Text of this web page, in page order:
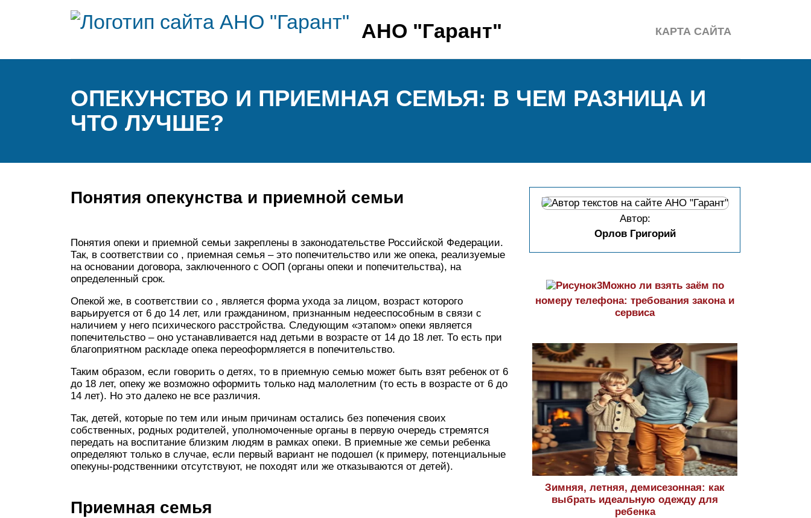
АНО "Гарант" КАРТА САЙТА
ОПЕКУНСТВО И ПРИЕМНАЯ СЕМЬЯ: В ЧЕМ РАЗНИЦА И
ЧТО ЛУЧШЕ?
Понятия опекунства и приемной семьи
Понятия опеки и приемной семьи закреплены в законодательстве Российской Федерации.
Так, в соответствии со , приемная семья – это попечительство или же опека, реализуемые
на основании договора, заключенного с ООП (органы опеки и попечительства), на
определенный срок.
Опекой же, в соответствии со , является форма ухода за лицом, возраст которого
варьируется от 6 до 14 лет, или гражданином, признанным недееспособным в связи с
наличием у него психического расстройства. Следующим «этапом» опеки является
попечительство – оно устанавливается над детьми в возрасте от 14 до 18 лет. То есть при
благоприятном раскладе опека переоформляется в попечительство.
Таким образом, если говорить о детях, то в приемную семью может быть взят ребенок от 6
до 18 лет, опеку же возможно оформить только над малолетним (то есть в возрасте от 6 до
14 лет). Но это далеко не все различия.
Так, детей, которые по тем или иным причинам остались без попечения своих
собственных, родных родителей, уполномоченные органы в первую очередь стремятся
передать на воспитание близким людям в рамках опеки. В приемные же семьи ребенка
определяют только в случае, если первый вариант не подошел (к примеру, потенциальные
опекуны-родственники отсутствуют, не походят или же отказываются от детей).
Приемная семья
Автор:
Орлов Григорий
Можно ли взять заём по
номеру телефона: требования закона и
сервиса
Зимняя, летняя, демисезонная: как
выбрать идеальную одежду для
ребенка